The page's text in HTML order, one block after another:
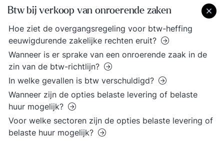
Btw bij verkoop van onroerende zaken
Hoe ziet de overgangsregeling voor btw-heffing
eeuwigdurende zakelijke rechten eruit?
Wanneer is er sprake van een onroerende zaak in de
zin van de btw-richtlijn?
In welke gevallen is btw verschuldigd?
Wanneer zijn de opties belaste levering of belaste
huur mogelijk?
Voor welke sectoren zijn de opties belaste levering of
belaste huur mogelijk?